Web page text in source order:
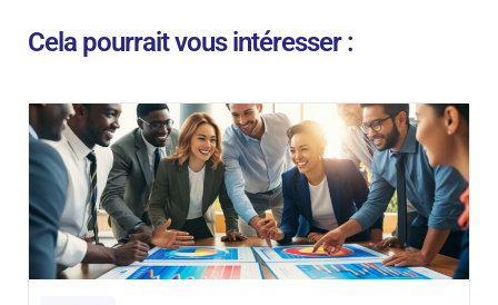
Cela pourrait vous intéresser :